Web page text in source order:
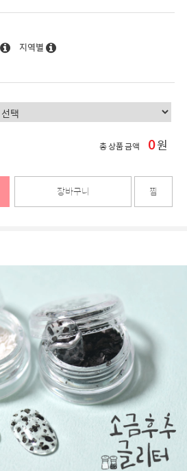
지역별
총 상품 금액 0원
장바구니 찜